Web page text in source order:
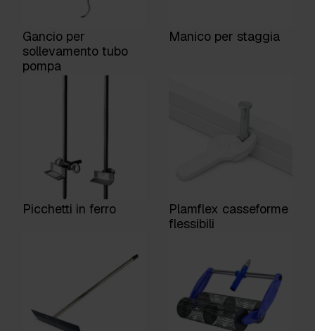
Gancio per
sollevamento tubo
pompa
Manico per staggia
Picchetti in ferro
Plamflex casseforme
flessibili